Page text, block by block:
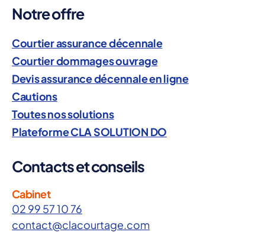
Notre offre
Courtier assurance décennale
Courtier dommages ouvrage
Devis assurance décennale en ligne
Cautions
Toutes nos solutions
Plateforme CLA SOLUTION DO
Contacts et conseils
Cabinet
02 99 57 10 76
contact@clacourtage.com